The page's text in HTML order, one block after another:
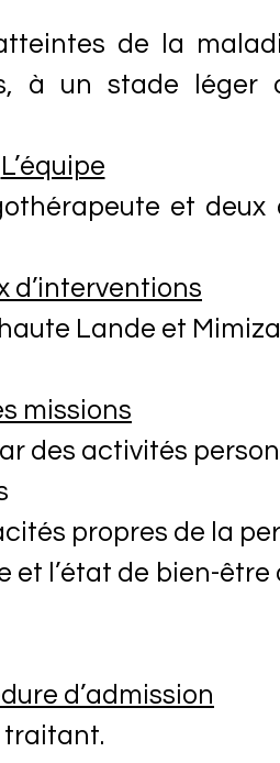
de la
à un stade
L’équipe
et deux
d’interventions
Lande et
missions
des activités
propres de la
l’état de bien-être
d’admission
traitant.